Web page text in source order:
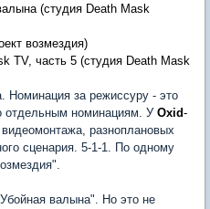
(студия Death Mask
возмездия)
TV, часть 5 (студия Death Mask
Номинация за режиссуру - это
отдельным номинациям. У Oxid-
разноплановых
сценария. 5-1-1. По одному
валына". Но это не